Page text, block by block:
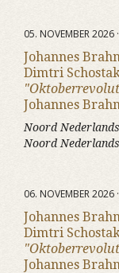
05. NOVEMBER 2026
Johannes
Dimtri
Johannes
Noord
Noord
06. NOVEMBER 2026
Johannes
Dimtri
Johannes